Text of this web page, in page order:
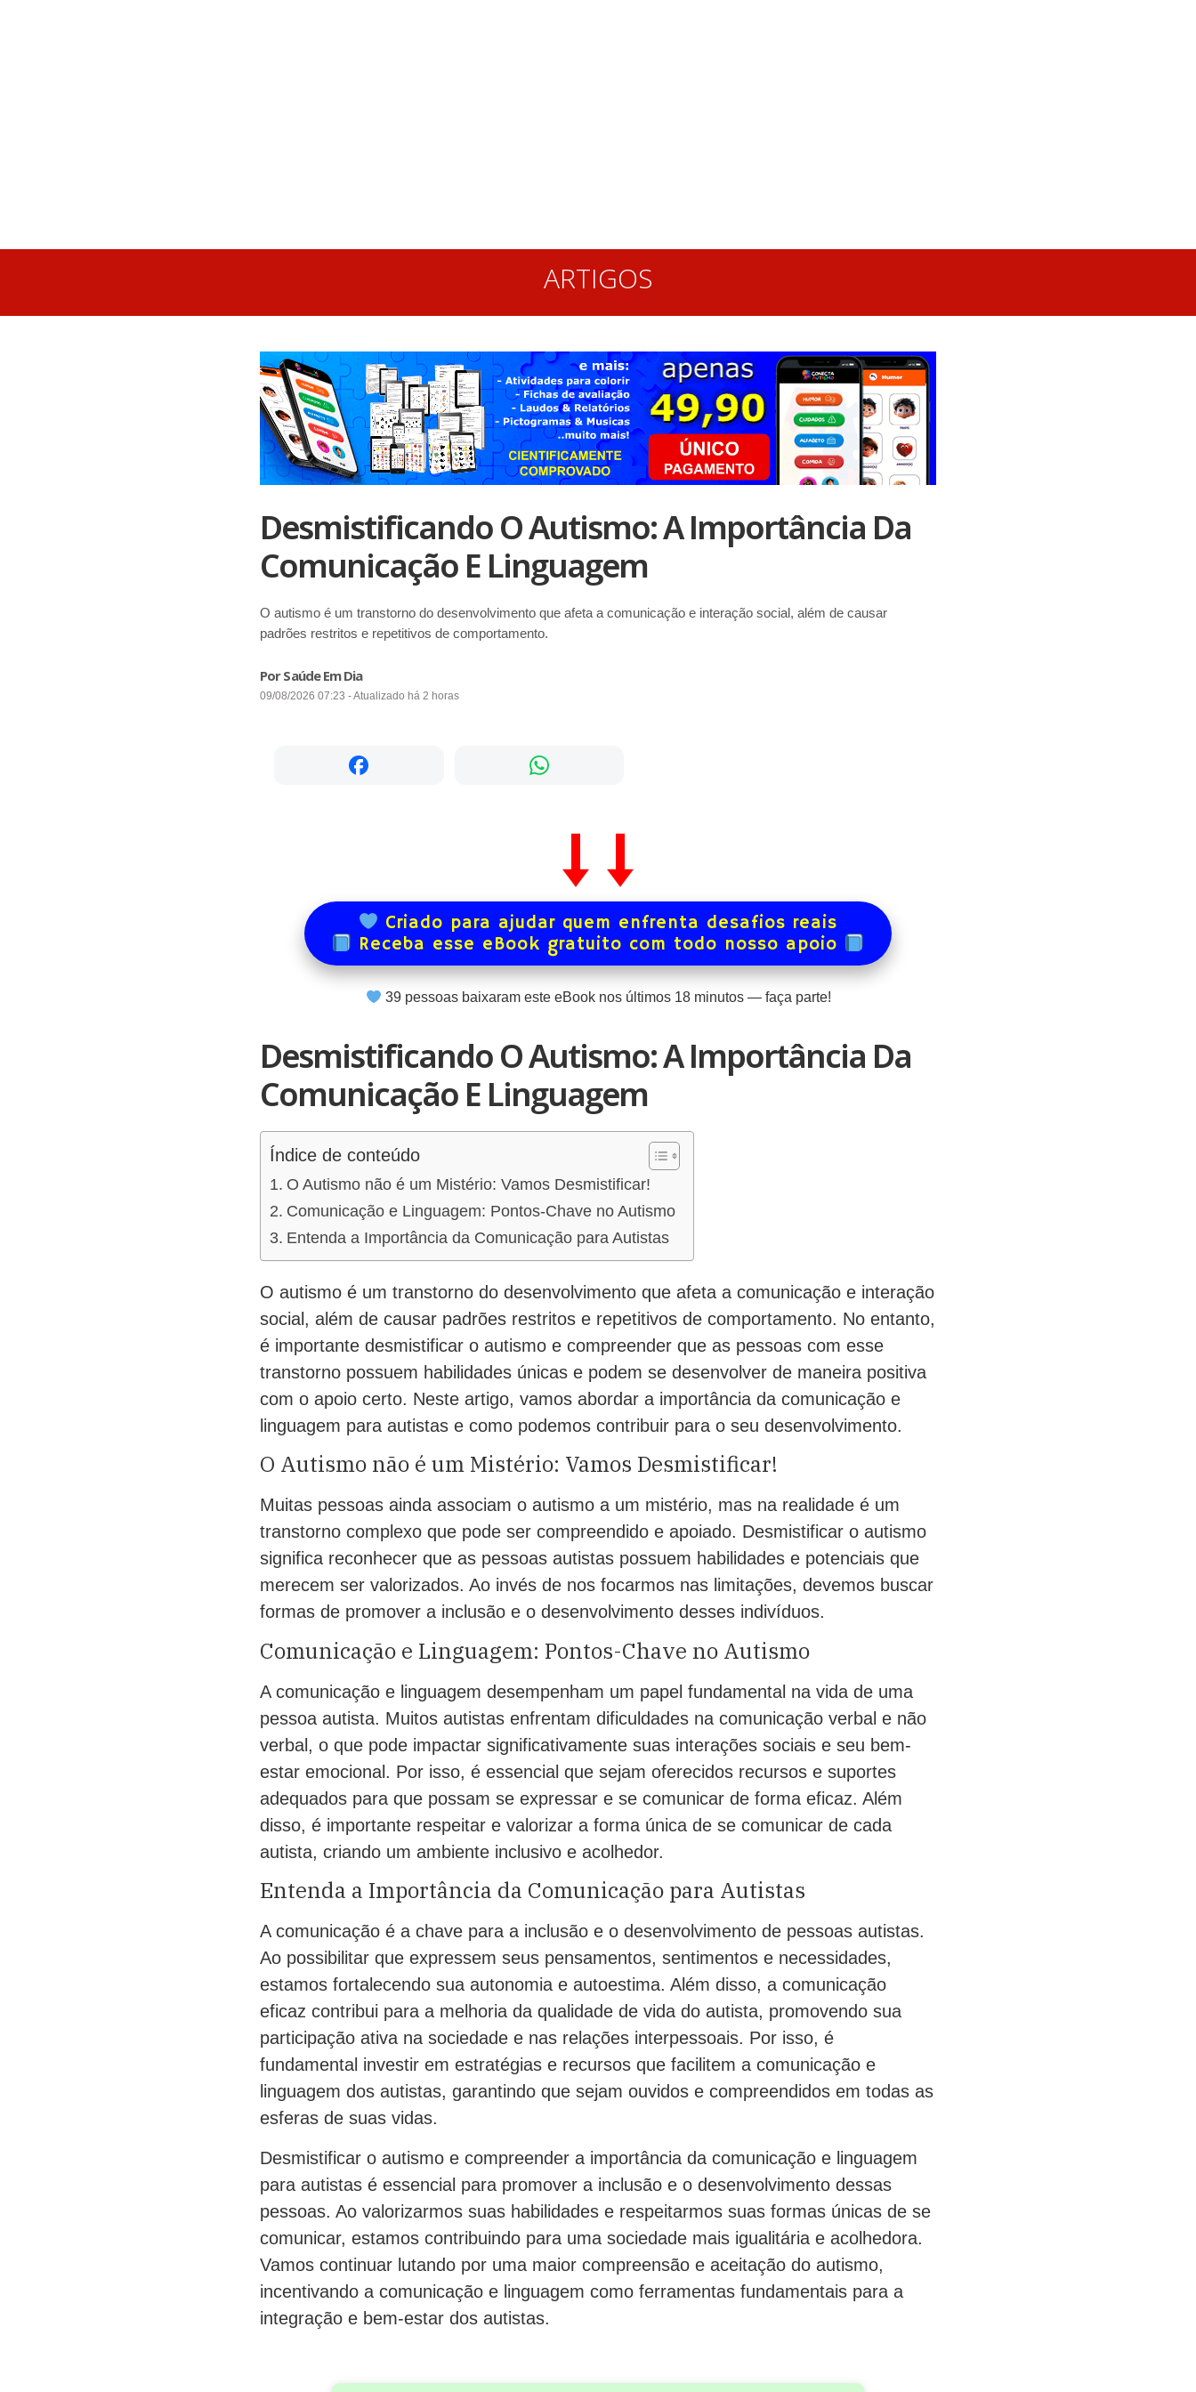
ARTIGOS
Desmistificando O Autismo: A Importância Da
Comunicação E Linguagem
O autismo é um transtorno do desenvolvimento que afeta a comunicação e interação social, além de causar
padrões restritos e repetitivos de comportamento.
Por Saúde Em Dia
09/08/2026 07:23 - Atualizado há 2 horas
Criado para ajudar quem enfrenta desafios reais
Receba esse eBook gratuito com todo nosso apoio
39pessoas baixaram este eBook nos últimos 18minutos — faça parte!
Desmistificando O Autismo: A Importância Da
Comunicação E Linguagem
Índice de conteúdo
O Autismo não é um Mistério: Vamos Desmistificar!
Comunicação e Linguagem: Pontos-Chave no Autismo
Entenda a Importância da Comunicação para Autistas
O autismo é um transtorno do desenvolvimento que afeta a comunicação e interação
social, além de causar padrões restritos e repetitivos de comportamento. No entanto,
é importante desmistificar o autismo e compreender que as pessoas com esse
transtorno possuem habilidades únicas e podem se desenvolver de maneira positiva
com o apoio certo. Neste artigo, vamos abordar a importância da comunicação e
linguagem para autistas e como podemos contribuir para o seu desenvolvimento.
O Autismo não é um Mistério: Vamos Desmistificar!
Muitas pessoas ainda associam o autismo a um mistério, mas na realidade é um
transtorno complexo que pode ser compreendido e apoiado. Desmistificar o autismo
significa reconhecer que as pessoas autistas possuem habilidades e potenciais que
merecem ser valorizados. Ao invés de nos focarmos nas limitações, devemos buscar
formas de promover a inclusão e o desenvolvimento desses indivíduos.
Comunicação e Linguagem: Pontos-Chave no Autismo
A comunicação e linguagem desempenham um papel fundamental na vida de uma
pessoa autista. Muitos autistas enfrentam dificuldades na comunicação verbal e não
verbal, o que pode impactar significativamente suas interações sociais e seu bem-
estar emocional. Por isso, é essencial que sejam oferecidos recursos e suportes
adequados para que possam se expressar e se comunicar de forma eficaz. Além
disso, é importante respeitar e valorizar a forma única de se comunicar de cada
autista, criando um ambiente inclusivo e acolhedor.
Entenda a Importância da Comunicação para Autistas
A comunicação é a chave para a inclusão e o desenvolvimento de pessoas autistas.
Ao possibilitar que expressem seus pensamentos, sentimentos e necessidades,
estamos fortalecendo sua autonomia e autoestima. Além disso, a comunicação
eficaz contribui para a melhoria da qualidade de vida do autista, promovendo sua
participação ativa na sociedade e nas relações interpessoais. Por isso, é
fundamental investir em estratégias e recursos que facilitem a comunicação e
linguagem dos autistas, garantindo que sejam ouvidos e compreendidos em todas as
esferas de suas vidas.
Desmistificar o autismo e compreender a importância da comunicação e linguagem
para autistas é essencial para promover a inclusão e o desenvolvimento dessas
pessoas. Ao valorizarmos suas habilidades e respeitarmos suas formas únicas de se
comunicar, estamos contribuindo para uma sociedade mais igualitária e acolhedora.
Vamos continuar lutando por uma maior compreensão e aceitação do autismo,
incentivando a comunicação e linguagem como ferramentas fundamentais para a
integração e bem-estar dos autistas.